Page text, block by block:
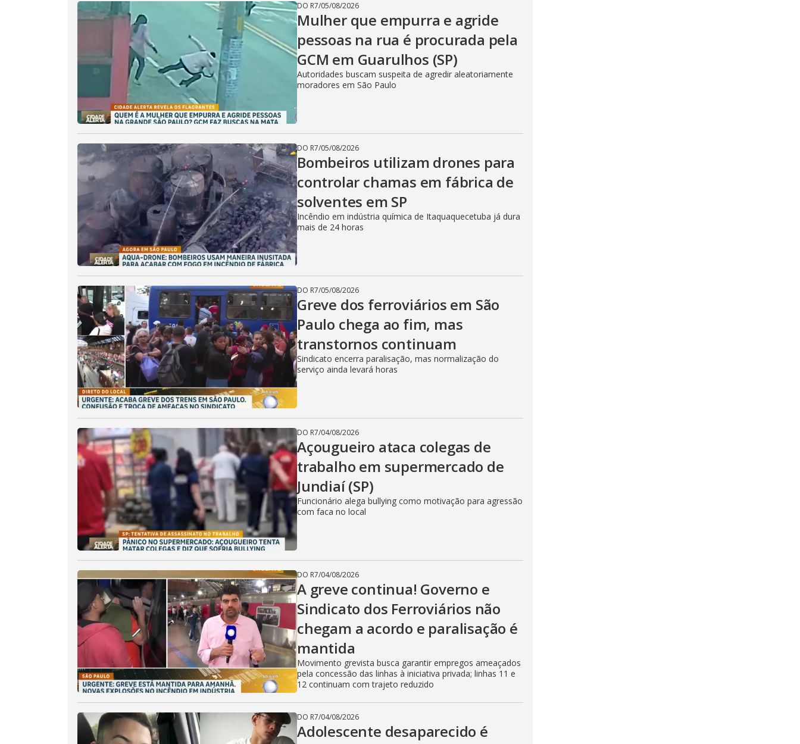
DO R7/05/08/2026
Mulher que empurra e agride
pessoas na rua é procurada pela
GCM em Guarulhos (SP)
Autoridades buscam suspeita de agredir aleatoriamente
moradores em São Paulo
DO R7/05/08/2026
Bombeiros utilizam drones para
controlar chamas em fábrica de
solventes em SP
Incêndio em indústria química de Itaquaquecetuba já dura
mais de 24 horas
DO R7/05/08/2026
Greve dos ferroviários em São
Paulo chega ao fim, mas
transtornos continuam
Sindicato encerra paralisação, mas normalização do
serviço ainda levará horas
DO R7/04/08/2026
Açougueiro ataca colegas de
trabalho em supermercado de
Jundiaí (SP)
Funcionário alega bullying como motivação para agressão
com faca no local
DO R7/04/08/2026
A greve continua! Governo e
Sindicato dos Ferroviários não
chegam a acordo e paralisação é
mantida
Movimento grevista busca garantir empregos ameaçados
pela concessão das linhas à iniciativa privada; linhas 11 e
12 continuam com trajeto reduzido
DO R7/04/08/2026
Adolescente desaparecido é